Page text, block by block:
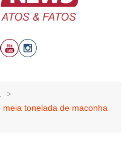
tonelada de maconha